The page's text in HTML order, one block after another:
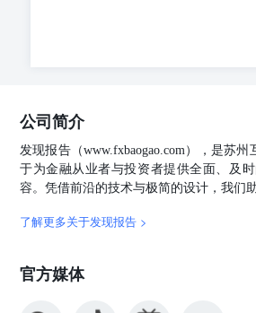
0.9%；国内（港澳台）执行
同期。第三，价格端走势分化
航运指数整体上行，SCFI连
不及预期，流动性超预期收紧
公司简介
发现报告（www.fxbaogao.com），是苏
于为金融从业者与投资者提供全面、及
容。凭借前沿的技术与极简的设计，我们
了解更多关于发现报告 >
官方媒体